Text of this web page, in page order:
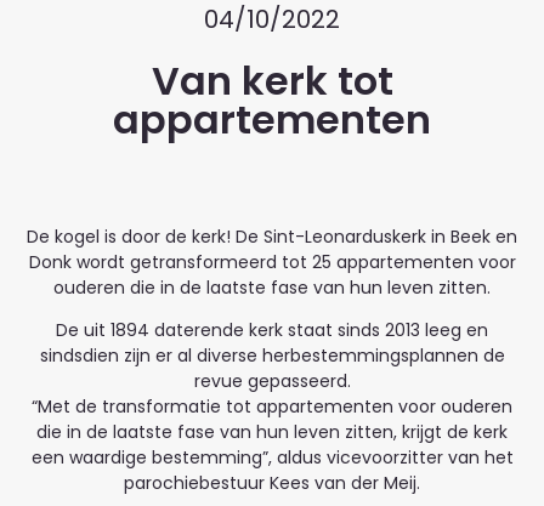
04/10/2022
Van kerk tot
appartementen
De kogel is door de kerk! De Sint-Leonarduskerk in Beek en
Donk wordt getransformeerd tot 25 appartementen voor
ouderen die in de laatste fase van hun leven zitten.
De uit 1894 daterende kerk staat sinds 2013 leeg en
sindsdien zijn er al diverse herbestemmingsplannen de
revue gepasseerd.
“Met de transformatie tot appartementen voor ouderen
die in de laatste fase van hun leven zitten, krijgt de kerk
een waardige bestemming”, aldus vicevoorzitter van het
parochiebestuur Kees van der Meij.